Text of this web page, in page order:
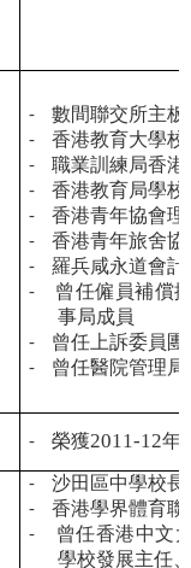
-
數間聯交所主
-
香港教育大學
-
職業訓練局香
-
香港教育局學
-
香港青年協會
-
香港青年旅舍
-
羅兵咸永道會
-
曾任僱員補償
事局成員
-
曾任上訴委員團
- 曾任醫院管理
- 榮獲2011-12年
-
沙田區中學校長
-
香港學界體育
-
曾任香港中文
學校發展主任